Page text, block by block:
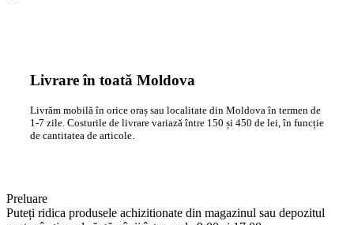
Livrare în toată Moldova
Livrăm mobilă în orice oraș sau localitate din Moldova în termen de
1-7 zile. Costurile de livrare variază între 150 și 450 de lei, în funcție
de cantitatea de articole.
Preluare
Puteți ridica produsele achizitionate din magazinul sau depozitul